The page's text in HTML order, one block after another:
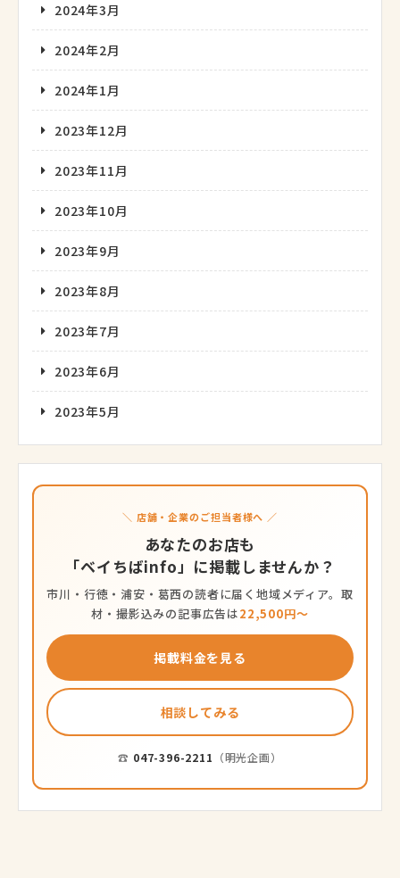
2024年3月
2024年2月
2024年1月
2023年12月
2023年11月
2023年10月
2023年9月
2023年8月
2023年7月
2023年6月
2023年5月
＼ 店舗・企業のご担当者様へ ／
あなたのお店も
「ベイちばinfo」に掲載しませんか？
市川・行徳・浦安・葛西の読者に届く地域メディア。取
材・撮影込みの記事広告は22,500円〜
掲載料金を見る
相談してみる
☎ 047-396-2211 （明光企画）